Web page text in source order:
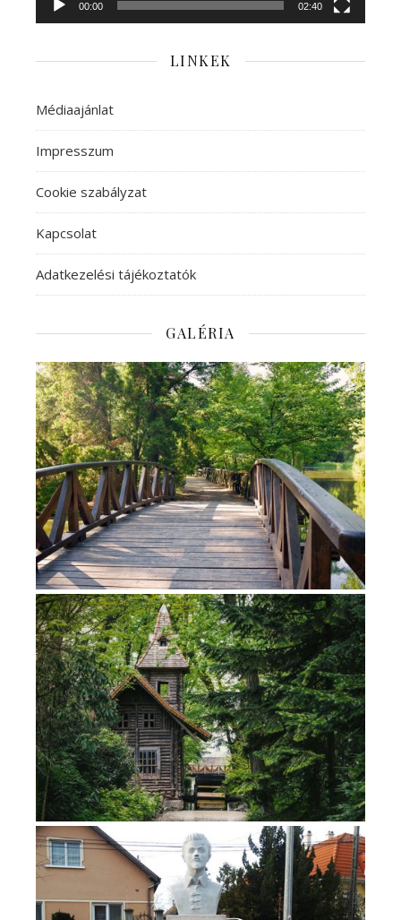
00:00 02:40
LINKEK
Médiaajánlat
Impresszum
Cookie szabályzat
Kapcsolat
Adatkezelési tájékoztatók
GALÉRIA